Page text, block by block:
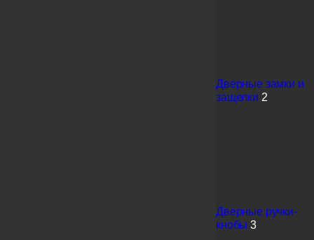
Дверные замки и
защелки 2
Дверные ручки-
кнобы 3